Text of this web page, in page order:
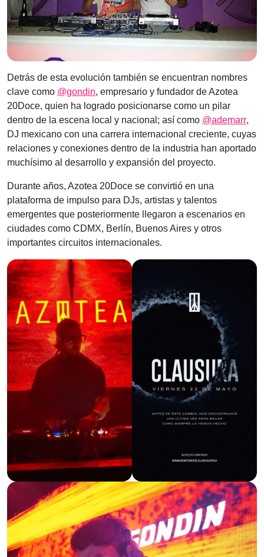
Detrás de esta evolución también se encuentran nombres
clave como @gondin, empresario y fundador de Azotea
20Doce, quien ha logrado posicionarse como un pilar
dentro de la escena local y nacional; así como @ademarr,
DJ mexicano con una carrera internacional creciente, cuyas
relaciones y conexiones dentro de la industria han aportado
muchísimo al desarrollo y expansión del proyecto.
Durante años, Azotea 20Doce se convirtió en una
plataforma de impulso para DJs, artistas y talentos
emergentes que posteriormente llegaron a escenarios en
ciudades como CDMX, Berlín, Buenos Aires y otros
importantes circuitos internacionales.